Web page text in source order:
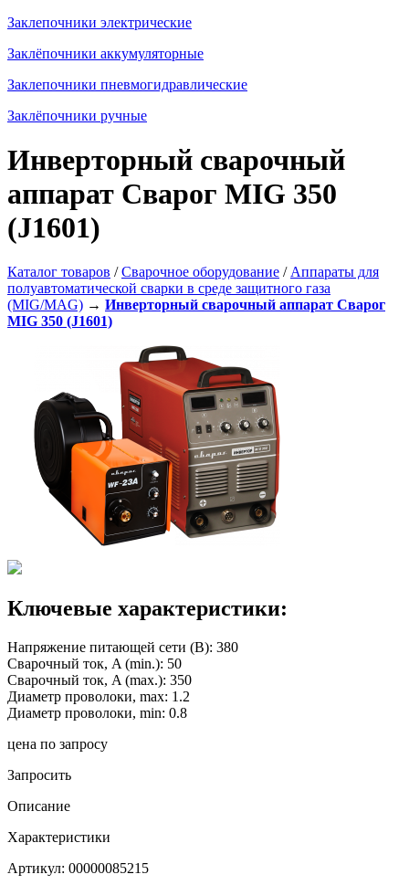
Заклепочники электрические
Заклёпочники аккумуляторные
Заклепочники пневмогидравлические
Заклёпочники ручные
Инверторный сварочный
аппарат Сварог MIG 350
(J1601)
Каталог товаров /Сварочное оборудование /Аппараты для
полуавтоматической сварки в среде защитного газа
(MIG/MAG) → Инверторный сварочный аппарат Сварог
MIG 350 (J1601)
Ключевые характеристики:
Напряжение питающей сети (В): 380
Сварочный ток, A (min.): 50
Сварочный ток, A (max.): 350
Диаметр проволоки, max: 1.2
Диаметр проволоки, min: 0.8
цена по запросу
Запросить
Описание
Характеристики
Артикул: 00000085215